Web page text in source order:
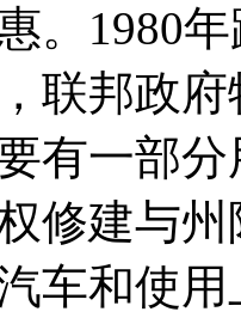
。1980
联邦政
有一部
修建与
车和使